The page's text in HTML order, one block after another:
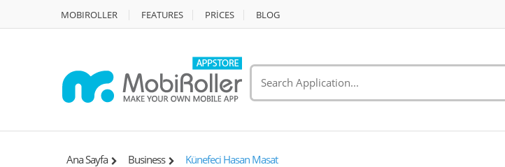
MOBIROLLER FEATURES PRİCES BLOG
Ana Sayfa Business Künefeci Hasan Masat